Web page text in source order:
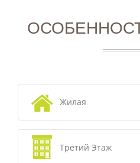
Жилая
Третий Этаж